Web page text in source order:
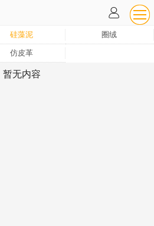
硅藻泥 圈绒
仿皮革
暂无内容